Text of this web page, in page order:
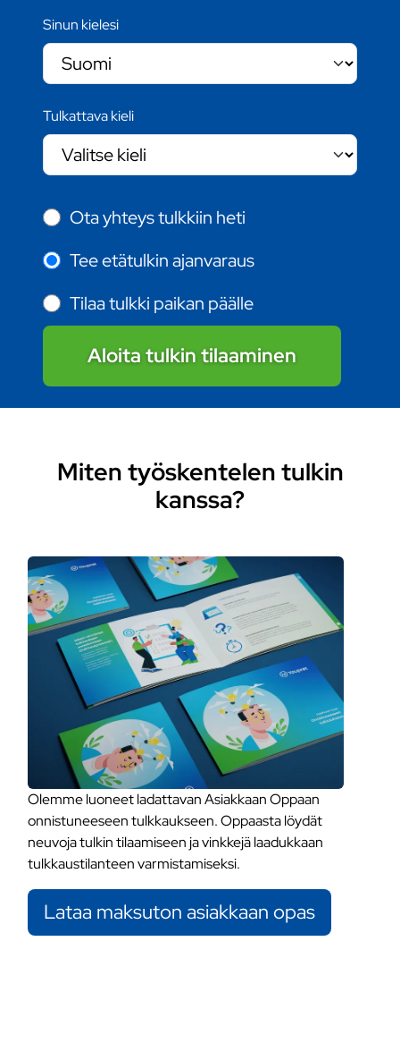
Sinun kielesi
Tulkattava kieli
Ota yhteys tulkkiin heti
Tee etätulkin ajanvaraus
Tilaa tulkki paikan päälle
Aloita tulkin tilaaminen
Miten työskentelen tulkin
kanssa?
Olemme luoneet ladattavan Asiakkaan Oppaan
onnistuneeseen tulkkaukseen. Oppaasta löydät
neuvoja tulkin tilaamiseen ja vinkkejä laadukkaan
tulkkaustilanteen varmistamiseksi.
Lataa maksuton asiakkaan opas